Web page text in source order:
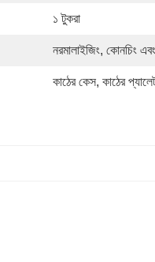
১ টুকরা
নরমালাইজিং, কোনচিং এবং
কাঠের কেস, কাঠের